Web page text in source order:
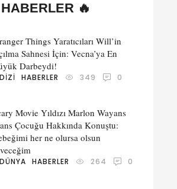
🔥
Things Yaratıcıları Will’in
Sahnesi İçin: Vecna’ya En
Darbeydi!
DIZI HABERLER 349 0
Movie Yıldızı Marlon Wayans
Çocuğu Hakkında Konuştu:
her ne olursa olsun
DÜNYA HABERLER 264 0